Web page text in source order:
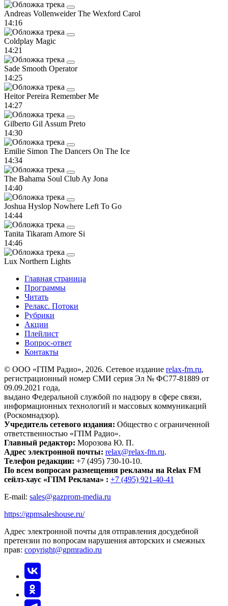
Andreas VollenweiderThe Wexford Carol
14:16
Coldplay Magic
14:21
Sade Smooth Operator
14:25
Heitor Pereira Remember Me
14:27
Gilberto Gil Assum Preto
14:30
Emilie Simon The Dancers On The Ice
14:34
The Bahama Soul Club Ay Jona
14:40
Joshua Hyslop Nowhere Left To Go
14:44
Tanita Tikaram Amore Si
14:46
Lux Northern Lights
Главная страница
Программы
Читать
Релакс. Потоки
Рубрики
Акции
Плейлист
Вопрос-ответ
Контакты
© ООО «ГПМ Радио», 2026. Сетевое издание relax-fm.ru,
регистрационный номер СМИ серия Эл № ФС77-81889 от
09.09.2021 года,
выдано Федеральной службой по надзору в сфере связи,
информационных технологий и массовых коммуникаций
(Роскомнадзор).
Учредитель сетевого издания: Общество с ограниченной
ответственностью «ГПМ Радио».
Главный редактор: Морозова Ю. П.
Адрес электронной почты: relax@relax-fm.ru.
Телефон редакции: +7 (495) 730-10-10.
По всем вопросам размещения рекламы на Relax FM
сейлз-хаус «ГПМ Реклама» : +7 (495) 921-40-41
E-mail: sales@gazprom-media.ru
https://gpmsaleshouse.ru/
Адрес электронной почты для отправления досудебной
претензии по вопросам нарушения авторских и смежных
прав: copyright@gpmradio.ru